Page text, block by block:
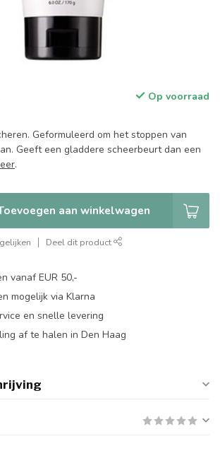
Op voorraad
Geformuleerd om het stoppen van
Geeft een gladdere scheerbeurt dan een
.
aan winkelwagen
Deel dit product
vanaf EUR 50,-
mogelijk via Klarna
en snelle levering
af te halen in Den Haag